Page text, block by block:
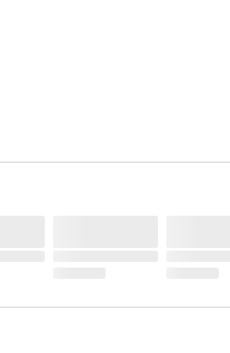
傷、湿疹、皮フ炎(かぶれ・ただれ等の皮フ障害があ